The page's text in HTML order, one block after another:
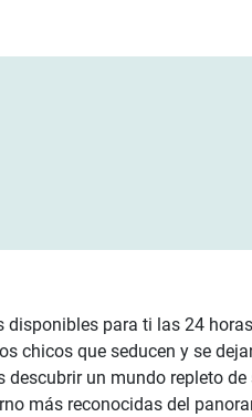
disponibles para ti las 24
chicos que seducen y se
descubrir un mundo repleto
más reconocidas del